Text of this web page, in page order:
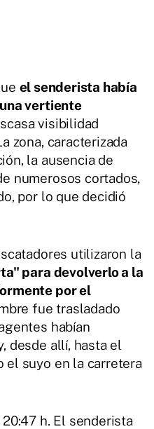
el senderista había
vertiente
visibilidad
zona, caracterizada
la ausencia de
numerosos cortados,
por lo que decidió
utilizaron la
para devolverlo a la
por el
fue trasladado
habían
desde allí, hasta el
el suyo en la carretera
h. El senderista